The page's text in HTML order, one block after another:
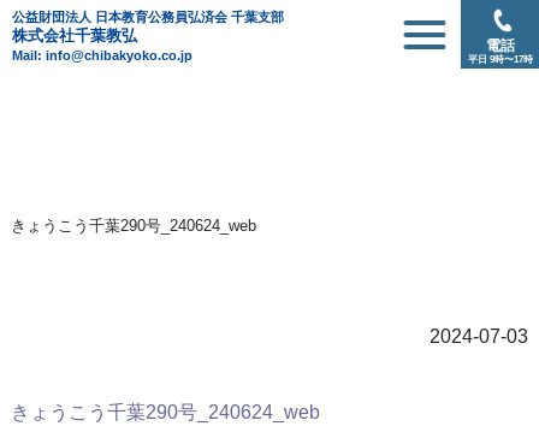
公益財団法人 日本教育公務員弘済会 千葉支部
株式会社千葉教弘
Mail: info@chibakyoko.co.jp
電話
平日 9時〜17時
きょうこう千葉290号_240624_web
2024-07-03
きょうこう千葉290号_240624_web